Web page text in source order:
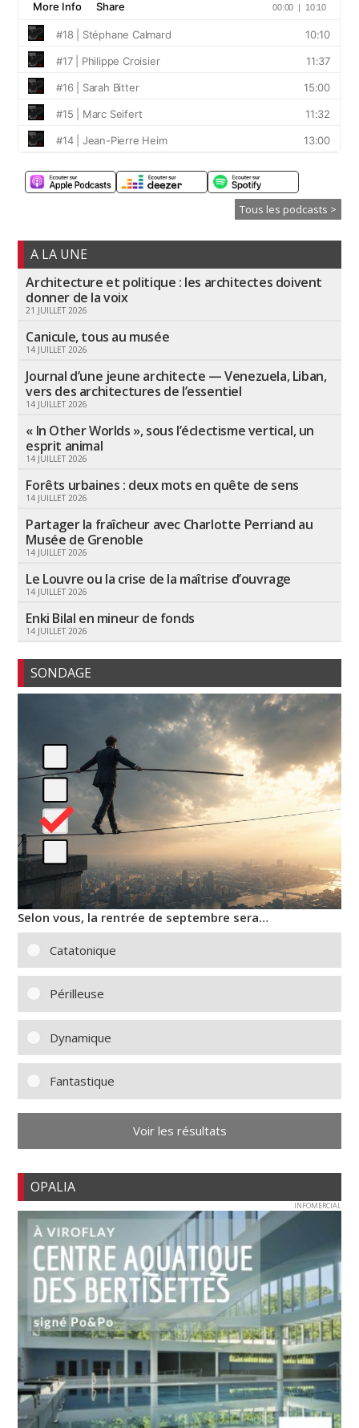
Tous les podcasts >
A LA UNE
Architecture et politique : les architectes doivent
donner de la voix
21 JUILLET 2026
Canicule, tous au musée
14 JUILLET 2026
Journal d’une jeune architecte — Venezuela, Liban,
vers des architectures de l’essentiel
14 JUILLET 2026
« In Other Worlds », sous l’éclectisme vertical, un
esprit animal
14 JUILLET 2026
Forêts urbaines : deux mots en quête de sens
14 JUILLET 2026
Partager la fraîcheur avec Charlotte Perriand au
Musée de Grenoble
14 JUILLET 2026
Le Louvre ou la crise de la maîtrise d’ouvrage
14 JUILLET 2026
Enki Bilal en mineur de fonds
14 JUILLET 2026
SONDAGE
Selon vous, la rentrée de septembre sera…
Catatonique
Périlleuse
Dynamique
Fantastique
Voir les résultats
OPALIA
INFOMERCIAL